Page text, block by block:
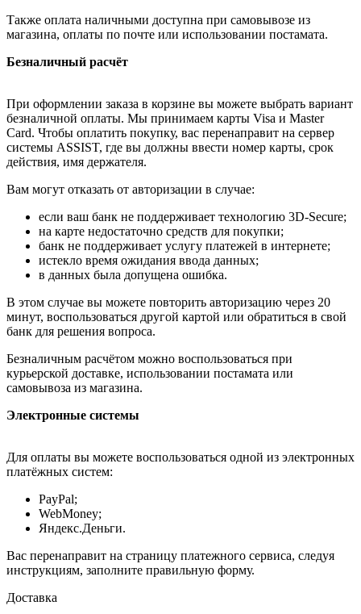
Также оплата наличными доступна при самовывозе из
магазина, оплаты по почте или использовании постамата.
Безналичный расчёт
При оформлении заказа в корзине вы можете выбрать вариант
безналичной оплаты. Мы принимаем карты Visa и Master
Card. Чтобы оплатить покупку, вас перенаправит на сервер
системы ASSIST, где вы должны ввести номер карты, срок
действия, имя держателя.
Вам могут отказать от авторизации в случае:
если ваш банк не поддерживает технологию 3D-Secure;
на карте недостаточно средств для покупки;
банк не поддерживает услугу платежей в интернете;
истекло время ожидания ввода данных;
в данных была допущена ошибка.
В этом случае вы можете повторить авторизацию через 20
минут, воспользоваться другой картой или обратиться в свой
банк для решения вопроса.
Безналичным расчётом можно воспользоваться при
курьерской доставке, использовании постамата или
самовывоза из магазина.
Электронные системы
Для оплаты вы можете воспользоваться одной из электронных
платёжных систем:
PayPal;
WebMoney;
Яндекс.Деньги.
Вас перенаправит на страницу платежного сервиса, следуя
инструкциям, заполните правильную форму.
Доставка